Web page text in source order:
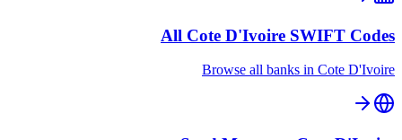
All Cote D'Ivoire SWIFT Codes
Browse all banks in Cote D'Ivoire